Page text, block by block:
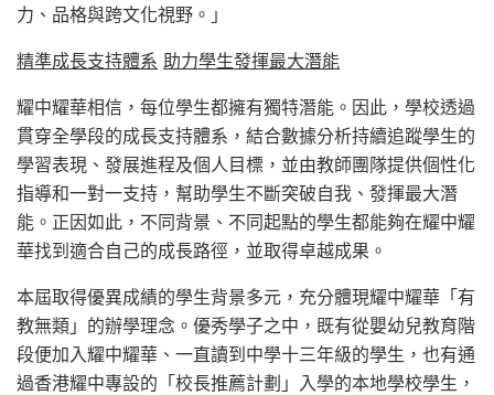
力、品格與跨文化視野。」
精準成長支持體系 助力學生發揮最大潛能
耀中耀華相信，每位學生都擁有獨特潛能。因此，學校透過
貫穿全學段的成長支持體系，結合數據分析持續追蹤學生的
學習表現、發展進程及個人目標，並由教師團隊提供個性化
指導和一對一支持，幫助學生不斷突破自我、發揮最大潛
能。正因如此，不同背景、不同起點的學生都能夠在耀中耀
華找到適合自己的成長路徑，並取得卓越成果。
本屆取得優異成績的學生背景多元，充分體現耀中耀華「有
教無類」的辦學理念。優秀學子之中，既有從嬰幼兒教育階
段便加入耀中耀華、一直讀到中學十三年級的學生，也有通
過香港耀中專設的「校長推薦計劃」入學的本地學校學生，